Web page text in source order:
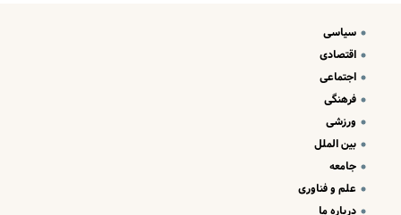
سیاسی
اقتصادی
اجتماعی
فرهنگی
ورزشی
بین الملل
جامعه
علم و فناوری
درباره ما